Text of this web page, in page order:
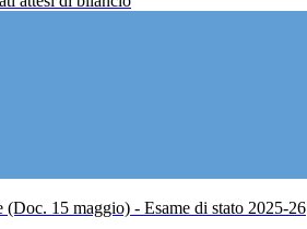
15 maggio) - Esame di stato 2025-26